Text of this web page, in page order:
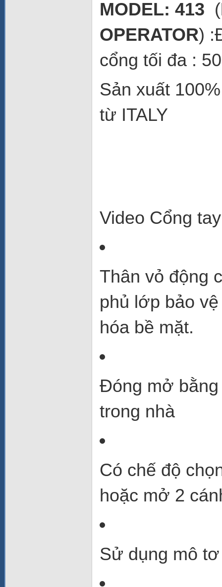
MODEL: 413 (
OPERATOR) :
cổng tối đa :
Sản xuất
từ ITALY
Video Cổng
Thân vỏ động
phủ lớp bảo
hóa bề mặt.
Đóng mở
trong nhà
Có chế độ
hoặc mở 2
Sử dụng mô